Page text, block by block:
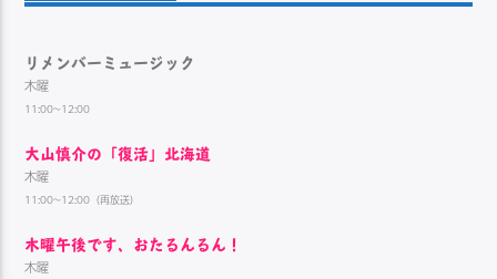
リメンバーミュージック
木曜
11:00~12:00
大山慎介の「復活」北海道
木曜
11:00~12:00（再放送）
木曜午後です、おたるんるん！
木曜